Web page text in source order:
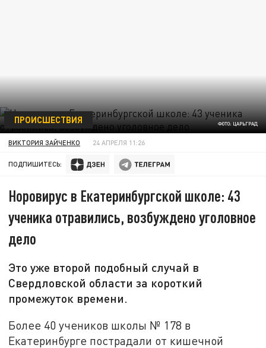
ФОТО: ЦАРЬГРАД
ПРОИСШЕСТВИЯ
ВИКТОРИЯ ЗАЙЧЕНКО 24 АПРЕЛЯ 11:26
ПОДПИШИТЕСЬ:
Норовирус в Екатеринбургской школе: 43
ученика отравились, возбуждено уголовное
дело
Это уже второй подобный случай в
Свердловской области за короткий
промежуток времени.
Более 40 учеников школы № 178 в
Екатеринбурге пострадали от кишечной